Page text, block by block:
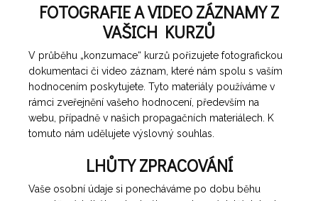
FOTOGRAFIE A VIDEO ZÁZNAMY Z
VAŠICH KURZŮ
V průběhu „konzumace“ kurzů pořizujete fotografickou
dokumentaci či video záznam, které nám spolu s vaším
hodnocením poskytujete. Tyto materiály používáme v
rámci zveřejnění vašeho hodnocení, především na
webu, případně v našich propagačních materiálech. K
tomuto nám udělujete výslovný souhlas.
LHŮTY ZPRACOVÁNÍ
Vaše osobní údaje si ponecháváme po dobu běhu